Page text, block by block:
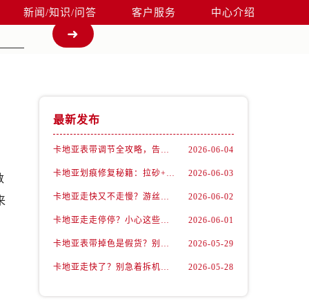
新闻/知识/问答 客户服务 中心介绍
最新发布
卡地亚表带调节全攻略，告别过短烦恼 2026-06-04
卡地亚划痕修复秘籍：拉砂+抛光双工艺还原如新 2026-06-03
卡地亚走快又不走慢？游丝问题你了解多少？ 2026-06-02
卡地亚走走停停？小心这些隐藏杀手 2026-06-01
卡地亚表带掉色是假货？别急，可能是这些日常习惯惹的祸 2026-05-29
卡地亚走快了？别急着拆机，先做这一步 2026-05-28